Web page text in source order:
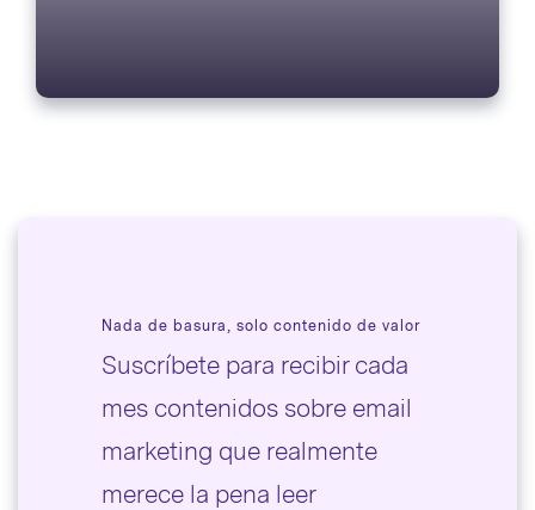
Nada de basura, solo contenido de valor
Suscríbete para recibir cada
mes contenidos sobre email
marketing que realmente
merece la pena leer